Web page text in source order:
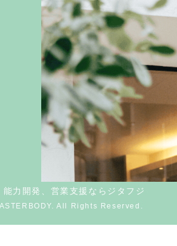
能力開発、営業支援ならジタフジ
All Rights Reserved.